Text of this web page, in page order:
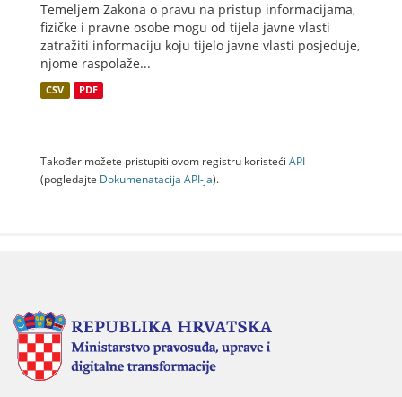
Temeljem Zakona o pravu na pristup informacijama,
fizičke i pravne osobe mogu od tijela javne vlasti
zatražiti informaciju koju tijelo javne vlasti posjeduje,
njome raspolaže...
CSV PDF
Također možete pristupiti ovom registru koristeći API
(pogledajte Dokumenаtаcijа API-jа).